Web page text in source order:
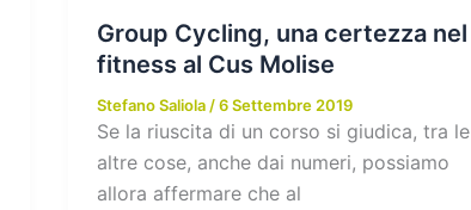
Group Cycling, una certezza nel
fitness al Cus Molise
Stefano Saliola /6 Settembre 2019
Se la riuscita di un corso si giudica, tra le
altre cose, anche dai numeri, possiamo
allora affermare che al